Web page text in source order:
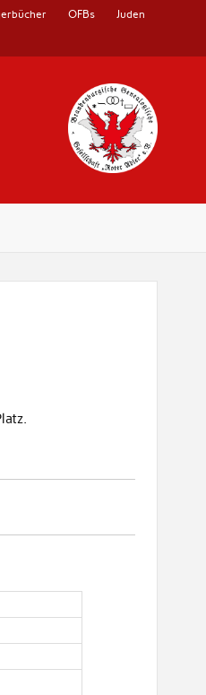
OFBs Juden